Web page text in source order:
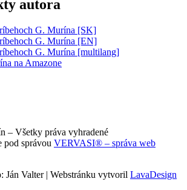
autora
G. Murína [SK]
G. Murína [EN]
G. Murína [multilang]
na Amazone
– Všetky práva vyhradené
pod správou VERVASI® – správa web
Ján Valter | Webstránku vytvoril LavaDesign